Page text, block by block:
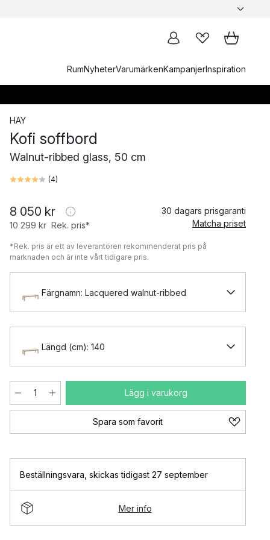
RumNyheterVarumärkenKampanjerInspiration
HAY
Kofi soffbord
Walnut-ribbed glass, 50 cm
(4)
8 050 kr
10 299 kr Rek. pris*
30 dagars prisgaranti
Matcha priset
*Rek. pris är ett av leverantören rekommenderat pris på
marknaden och är inte vårt tidigare pris.
Färgnamn: Lacquered walnut-ribbed
Längd (cm): 140
Lägg i varukorg
Spara som favorit
Beställningsvara skickas tidigast 27 september
Mer info